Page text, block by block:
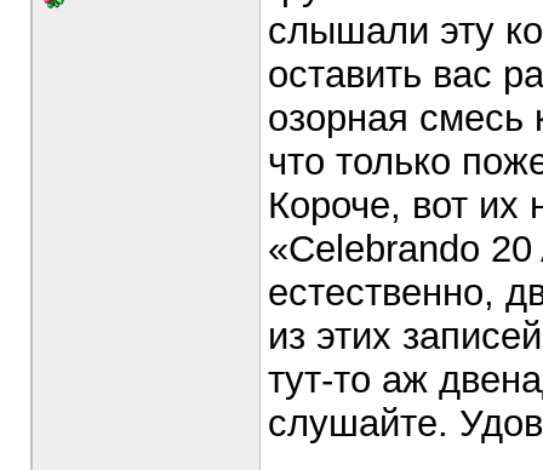
слышали эту
оставить вас
озорная смесь
что только
Короче, вот
«Celebrando
естественно,
из этих
тут-то аж
слушайте.